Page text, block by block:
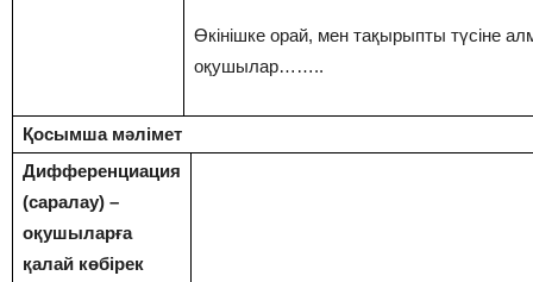
Өкінішке орай, мен тақырыпты түсіне
оқушылар……..
Қосымша мәлімет
Дифференциация
(саралау) –
оқушыларға
қалай көбірек